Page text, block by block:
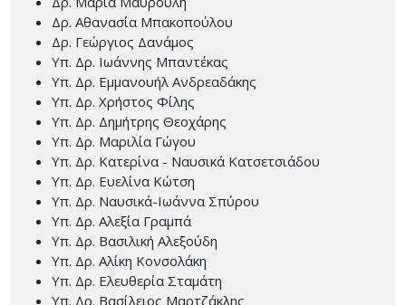
Δρ. Αθανασία Μπακοπούλου
Δρ. Γεώργιος Δανάμος
Υπ. Δρ. Ιωάννης Μπαντέκας
Υπ. Δρ. Εμμανουήλ Ανδρεαδάκης
Υπ. Δρ. Χρήστος Φίλης
Υπ. Δρ. Δημήτρης Θεοχάρης
Υπ. Δρ. Μαριλία Γώγου
Υπ. Δρ. Κατερίνα - Ναυσικά Κατσετσιάδου
Υπ. Δρ. Ευελίνα Κώτση
Υπ. Δρ. Ναυσικά-Ιωάννα Σπύρου
Υπ. Δρ. Αλεξία Γραμπά
Υπ. Δρ. Βασιλική Αλεξούδη
Υπ. Δρ. Αλίκη Κονσολάκη
Υπ. Δρ. Ελευθερία Σταμάτη
Υπ. Δρ. Βασίλειος Μαρτζάκλης